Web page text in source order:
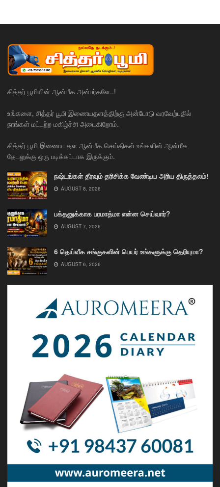
சித்தர் பூமியின் ஆன்மீக அன்பர்களே..!
உங்களை, சித்தர் பூமி இணையதளத்திற்கு அன்போடு வரவேற்பதில்
நாங்கள் மட்டற்ற மகிழ்ச்சி அடைகிறோம்.
சித்தர் பூமி இணைய தள ஆன்மீக செய்திகள் உங்களின் ஆன்மீக
தேடலுக்கு ஒரு படிக்கட்டாக இருக்கும்.
நஷ்டங்கள் தீரவும் தரிசிக்க வேண்டிய அரிய திருத்தலம்!
AUGUST 8, 2026
பக்தனுக்காக பரமாத்மா என்ன செய்வார்?
AUGUST 7, 2026
6 தெய்வீக சங்குகளின் பெயர் உங்களுக்கு தெரியுமா?
AUGUST 6, 2026